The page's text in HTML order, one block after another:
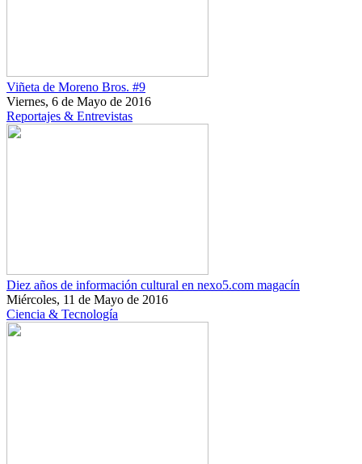
Viñeta de Moreno Bros. #9
Viernes, 6 de Mayo de 2016
Reportajes & Entrevistas
Diez años de información cultural en nexo5.com magacín
Miércoles, 11 de Mayo de 2016
Ciencia & Tecnología